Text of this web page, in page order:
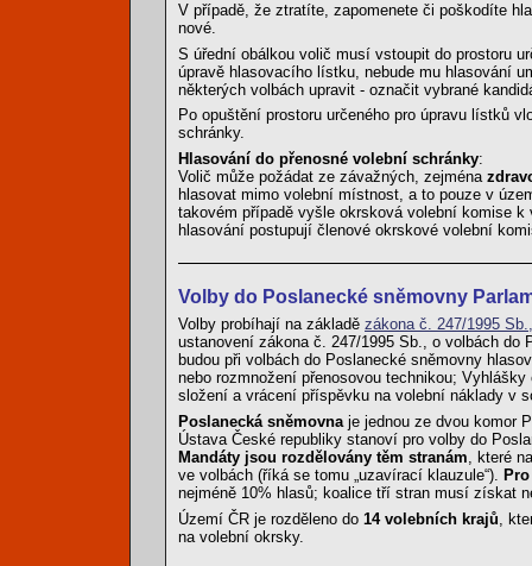
V případě, že ztratíte, zapomenete či poškodíte
nové.
S úřední obálkou volič musí vstoupit do prostoru
úpravě hlasovacího lístku, nebude mu hlasování
některých volbách upravit - označit vybrané
Po opuštění prostoru určeného pro úpravu lístků
schránky.
Hlasování do přenosné volební schránky:
Volič může požádat ze závažných, zejména
hlasovat mimo volební místnost, a to pouze v
takovém případě vyšle okrsková volební komise
hlasování postupují členové okrskové volební
Volby do Poslanecké sněmovny
Volby probíhají na základě zákona č. 247/1995
ustanovení zákona č. 247/1995 Sb., o volbách do
budou při volbách do Poslanecké sněmovny
nebo rozmnožení přenosovou technikou;
složení a vrácení příspěvku na volební náklady v
Poslanecká sněmovnaje jednou ze dvou komor
Ústava České republiky stanoví pro volby do
Mandáty jsou rozdělovány těm stranám, které
ve volbách (říká se tomu „uzavírací klauzule“).
nejméně 10% hlasů; koalice tří stran musí získat
Území ČR je rozděleno do 14 volebních krajů ,
na volební okrsky.